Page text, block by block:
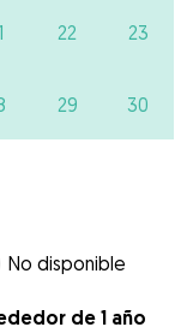
22 23
29 30
No disponible
de 1 año